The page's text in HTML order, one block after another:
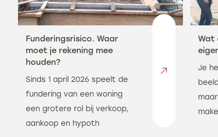
Funderingsrisico. Waar
moet je rekening mee
houden?
Sinds 1 april 2026 speelt de
fundering van een woning
een grotere rol bij verkoop,
aankoop en hypoth
Wat
Je